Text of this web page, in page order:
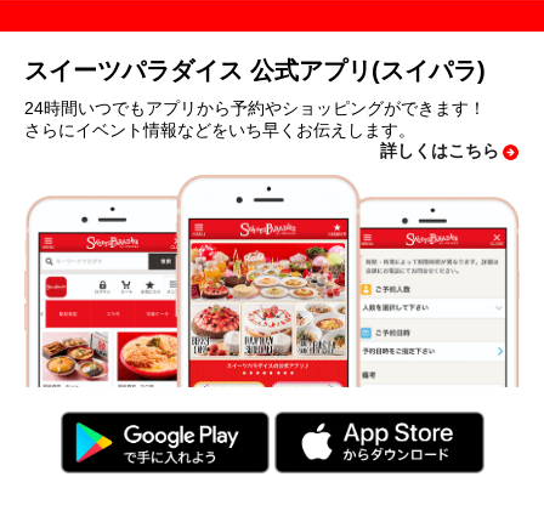
スイーツパラダイス 公式アプリ(スイパラ)
24時間いつでもアプリから予約やショッピングができます！
さらにイベント情報などをいち早くお伝えします。
詳しくはこちら